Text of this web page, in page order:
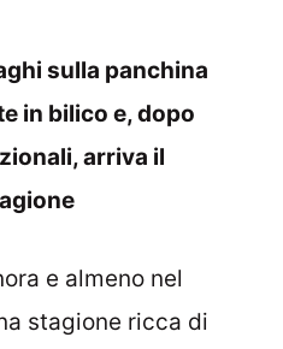
sulla panchina
in bilico e, dopo
arriva il
e almeno nel
stagione ricca di